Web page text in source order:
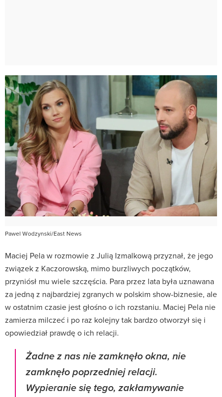
Pawel Wodzynski/East News
Maciej Pela w rozmowie z Julią Izmalkową przyznał, że jego
związek z Kaczorowską, mimo burzliwych początków,
przyniósł mu wiele szczęścia. Para przez lata była uznawana
za jedną z najbardziej zgranych w polskim show-biznesie, ale
w ostatnim czasie jest głośno o ich rozstaniu. Maciej Pela nie
zamierza milczeć i po raz kolejny tak bardzo otworzył się i
opowiedział prawdę o ich relacji.
Żadne z nas nie zamknęło okna, nie
zamknęło poprzedniej relacji.
Wypieranie się tego, zakłamywanie